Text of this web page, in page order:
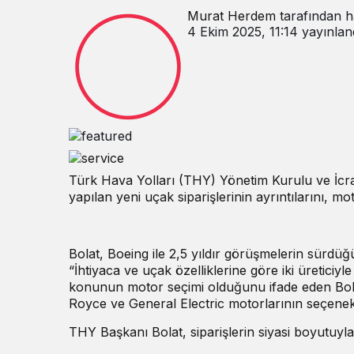
Murat Herdem tarafından
4 Ekim 2025, 11:14
Türk Hava Yolları (THY) Yönetim Kurulu ve
yapılan yeni uçak siparişlerinin ayrıntılarını,
Bolat, Boeing ile 2,5 yıldır görüşmelerin
“İhtiyaca ve uçak özelliklerine göre iki
konunun motor seçimi olduğunu ifade eden
Royce ve General Electric motorlarının
THY Başkanı Bolat, siparişlerin siyasi